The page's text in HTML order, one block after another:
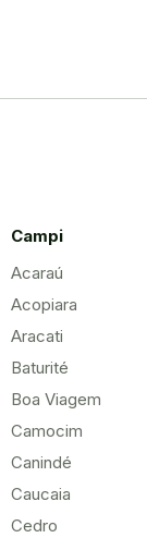
Campi
Acaraú
Acopiara
Aracati
Baturité
Boa Viagem
Camocim
Canindé
Caucaia
Cedro